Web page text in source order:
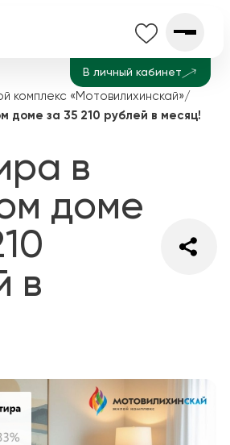
В личный кабинет
комплекс «Мотовилихинскай»/
доме за 35 210 рублей в месяц!
в
доме
в